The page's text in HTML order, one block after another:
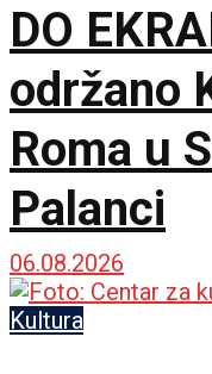
DO
održano
Roma u
Palanci
06.08.2026
Kultura